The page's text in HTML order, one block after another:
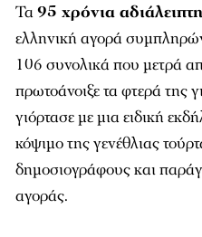
Τα95 χρόνια
ελληνική αγορά
106 συνολικά που μετρά
πρωτοάνοιξε τα φτερά της
γιόρτασε με μια ειδική
κόψιμο της γενέθλιας
δημοσιογράφους και
αγοράς.